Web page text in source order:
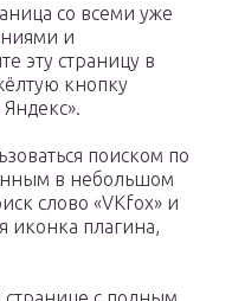
со всеми уже
и
эту страницу в
кнопку
поиском по
в небольшом
слово «VKfox» и
иконка плагина,